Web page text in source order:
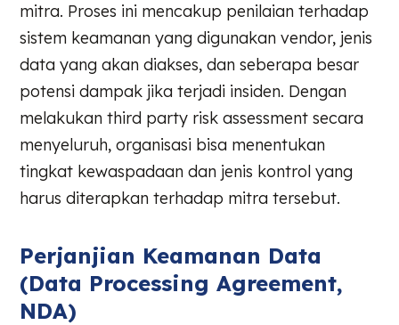
mitra. Proses ini mencakup penilaian terhadap
sistem keamanan yang digunakan vendor, jenis
data yang akan diakses, dan seberapa besar
potensi dampak jika terjadi insiden. Dengan
melakukan third party risk assessment secara
menyeluruh, organisasi bisa menentukan
tingkat kewaspadaan dan jenis kontrol yang
harus diterapkan terhadap mitra tersebut.
Perjanjian Keamanan Data
(Data Processing Agreement,
NDA)